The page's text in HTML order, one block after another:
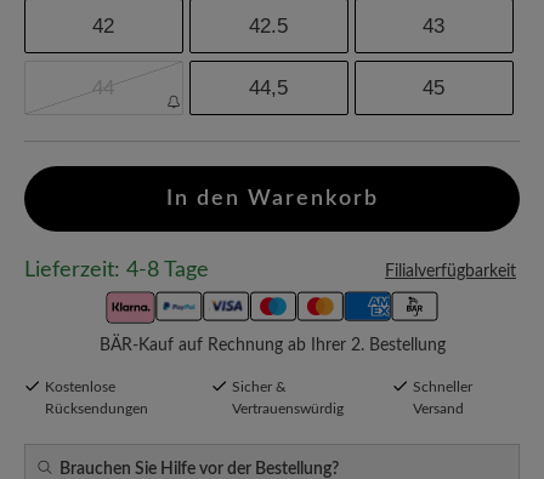
42 42.5 43
44 44,5 45
In den Warenkorb
Lieferzeit: 4-8 Tage Filialverfügbarkeit
BÄR-Kauf auf Rechnung ab Ihrer 2. Bestellung
Kostenlose
Rücksendungen
Sicher &
Vertrauenswürdig
Schneller
Versand
Brauchen Sie Hilfe vor der Bestellung?